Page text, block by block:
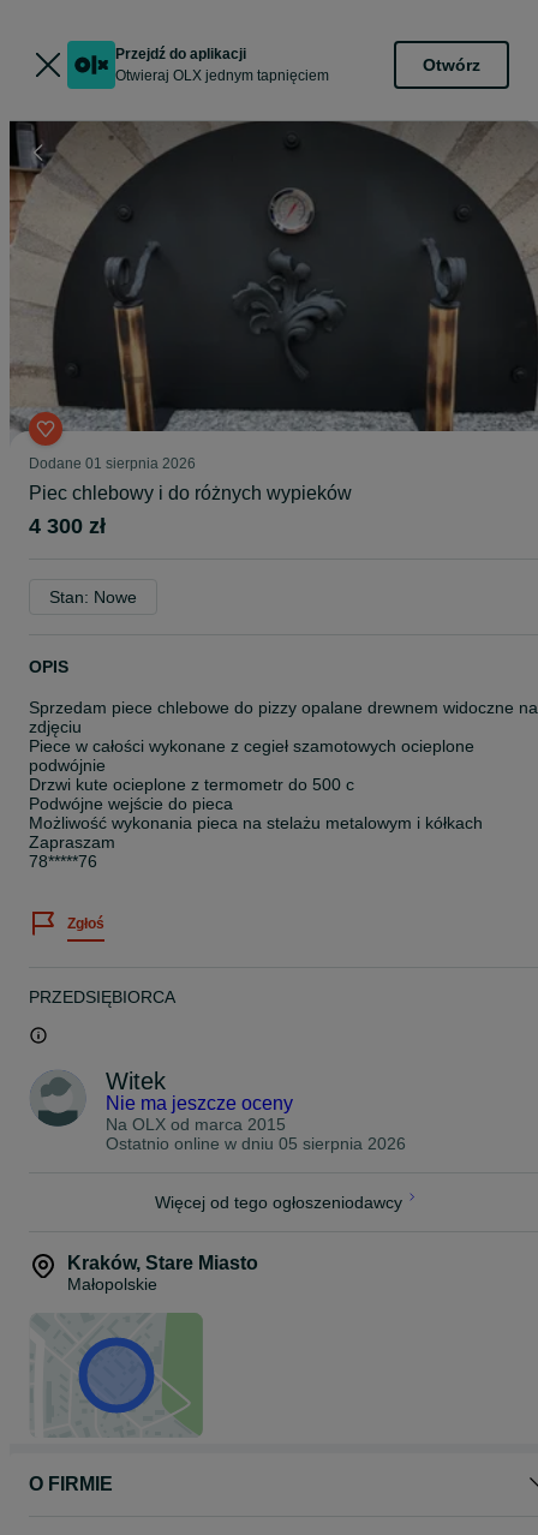
Przejdź do aplikacji
Otwieraj OLX jednym tapnięciem
Otwórz
Dodane 01 sierpnia 2026
Piec chlebowy i do różnych wypieków
4 300 zł
Stan: Nowe
OPIS
Sprzedam piece chlebowe do pizzy opalane drewnem widoczne na
zdjęciu
Piece w całości wykonane z cegieł szamotowych ocieplone
podwójnie
Drzwi kute ocieplone z termometr do 500 c
Podwójne wejście do pieca
Możliwość wykonania pieca na stelażu metalowym i kółkach
Zapraszam
78*****76
Zgłoś
PRZEDSIĘBIORCA
Witek
Nie ma jeszcze oceny
Na OLX od marca 2015
Ostatnio online w dniu 05 sierpnia 2026
Więcej od tego ogłoszeniodawcy
Kraków, Stare Miasto
Małopolskie
O FIRMIE